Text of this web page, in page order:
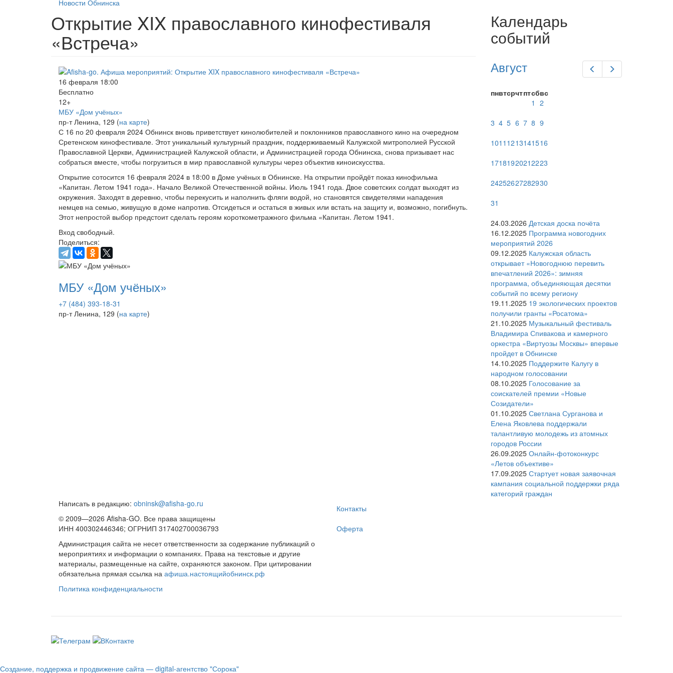
Новости Обнинска
Открытие XIX православного кинофестиваля
«Встреча»
16 февраля 18:00
Бесплатно
12+
МБУ «Дом учёных»
пр-т Ленина, 129 (на карте)
С 16 по 20 февраля 2024 Обнинск вновь приветствует кинолюбителей и поклонников православного кино на очередном
Сретенском кинофестивале. Этот уникальный культурный праздник, поддерживаемый Калужской митрополией Русской
Православной Церкви, Администрацией Калужской области, и Администрацией города Обнинска, снова призывает нас
собраться вместе, чтобы погрузиться в мир православной культуры через объектив киноискусства.
Открытие сотосится 16 февраля 2024 в 18:00 в Доме учёных в Обнинске. На открытии пройдёт показ кинофильма
«Капитан. Летом 1941 года». Начало Великой Отечественной войны. Июль 1941 года. Двое советских солдат выходят из
окружения. Заходят в деревню, чтобы перекусить и наполнить фляги водой, но становятся свидетелями нападения
немцев на семью, живущую в доме напротив. Отсидеться и остаться в живых или встать на защиту и, возможно, погибнуть.
Этот непростой выбор предстоит сделать героям короткометражного фильма «Капитан. Летом 1941.
Вход свободный.
Поделиться:
МБУ «Дом учёных»
+7 (484) 393-18-31
пр-т Ленина, 129 (на карте)
Календарь
событий
Предыдущий
Август
пнвтсрчтптсбвс
1 2
3 4 5 6 7 8 9
1011 1213141516
17181920212223
24252627282930
31
24.03.2026 Детская доска почёта
16.12.2025 Программа новогодних
мероприятий 2026
09.12.2025 Калужская область
открывает «Новогоднюю перевить
впечатлений 2026»: зимняя
программа, объединяющая десятки
событий по всему региону
19.11.2025 19 экологических проектов
получили гранты «Росатома»
21.10.2025 Музыкальный фестиваль
Владимира Спивакова и камерного
оркестра «Виртуозы Москвы» впервые
пройдет в Обнинске
14.10.2025 Поддержите Калугу в
народном голосовании
08.10.2025 Голосование за
соискателей премии «Новые
Созидатели»
01.10.2025 Светлана Сурганова и
Елена Яковлева поддержали
талантливую молодежь из атомных
городов России
26.09.2025 Онлайн-фотоконкурс
«Летов объективе»
17.09.2025 Стартует новая заявочная
кампания социальной поддержки ряда
категорий граждан
Написать в редакцию: obninsk@afisha-go.ru
© 2009—2026 Afisha-GO. Все права защищены
ИНН 400302446346; ОГРНИП 317402700036793
Администрация сайта не несет ответственности за содержание публикаций о
мероприятиях и информации о компаниях. Права на текстовые и другие
материалы, размещенные на сайте, охраняются законом. При цитировании
обязательна прямая ссылка на афиша.настоящийобнинск.рф
Политика конфиденциальности
Контакты
Оферта
Создание, поддержка и продвижение сайта — digital-агентство "Сорока"